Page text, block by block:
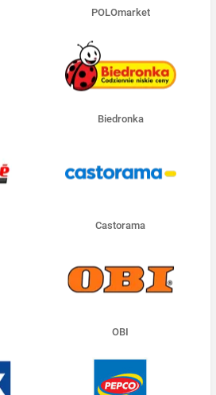
POLOmarket
Biedronka
Castorama
OBI